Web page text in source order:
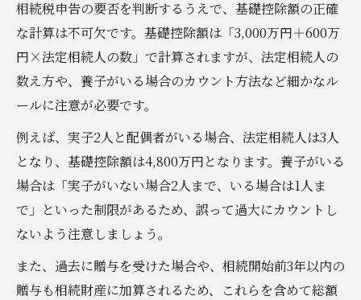
相続税申告の要否を判断するうえで、基礎控除額の正確
な計算は不可欠です。基礎控除額は「3,000万円＋600万
円×法定相続人の数」で計算されますが、法定相続人の
数え方や、養子がいる場合のカウント方法など細かなル
ールに注意が必要です。
例えば、実子2人と配偶者がいる場合、法定相続人は3人
となり、基礎控除額は4,800万円となります。養子がいる
場合は「実子がいない場合2人まで、いる場合は1人ま
で」といった制限があるため、誤って過大にカウントし
ないよう注意しましょう。
また、過去に贈与を受けた場合や、相続開始前3年以内の
贈与も相続財産に加算されるため、これらを含めて総額